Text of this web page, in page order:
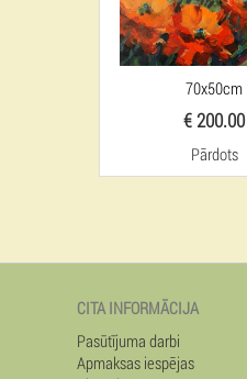
70x50cm
€ 200.00
Pārdots
CITA INFORMĀCIJA
Pasūtījuma darbi
Apmaksas iespējas